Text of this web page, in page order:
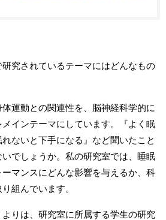
究されているテーマにはどんなもの
体運動との関連性を、脳神経科学的に
インテーマにしています。『よく眠
ないと下手になる』など聞いたこと
でしょうか。私の研究室では、睡眠
マンスにどんな影響を与えるか、科
組んでいます。
りは、研究室に所属する学生の研究